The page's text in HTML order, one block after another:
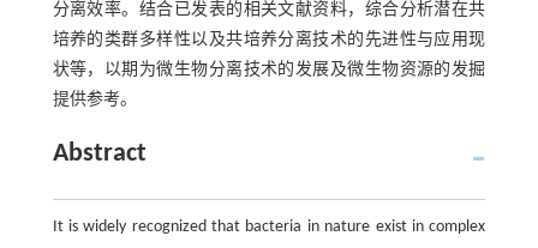
分离效率。结合已发表的相关文献资料，综合分析潜在共
培养的类群多样性以及共培养分离技术的先进性与应用现
状等，以期为微生物分离技术的发展及微生物资源的发掘
提供参考。
Abstract
It is widely recognized that bacteria in nature exist in complex